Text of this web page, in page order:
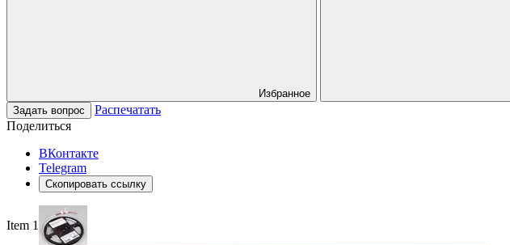
Избранное
Задать вопрос
Распечатать
Поделиться
ВКонтакте
Telegram
Скопировать ссылку
Item 1 of 4